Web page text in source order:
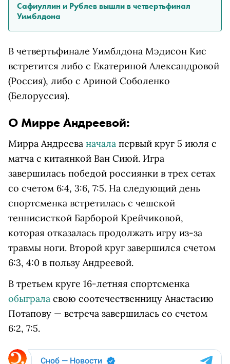
Сафиуллин и Рублев вышли в четвертьфинал
Уимблдона
В четвертьфинале Уимблдона Мэдисон Кис
встретится либо с Екатериной Александровой
(Россия), либо с Ариной Соболенко
(Белоруссия).
О Мирре Андреевой:
Мирра Андреева начала первый круг 5 июля с
матча с китаянкой Ван Сиюй. Игра
завершилась победой россиянки в трех сетах
со счетом 6:4, 3:6, 7:5. На следующий день
спортсменка встретилась с чешской
теннисисткой Барборой Крейчиковой,
которая отказалась продолжать игру из-за
травмы ноги. Второй круг завершился счетом
6:3, 4:0 в пользу Андреевой.
В третьем круге 16-летняя спортсменка
обыграла свою соотечественницу Анастасию
Потапову — встреча завершилась со счетом
6:2, 7:5.